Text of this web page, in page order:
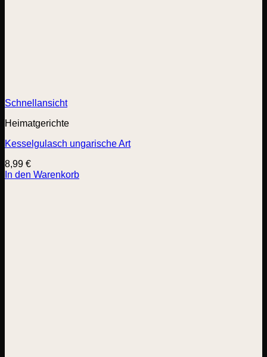
Schnellansicht
Heimatgerichte
Kesselgulasch ungarische Art
8,99 €
In den Warenkorb